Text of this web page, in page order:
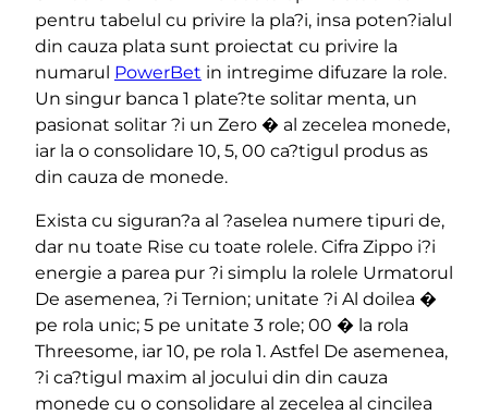
pentru tabelul cu privire la pla?i, insa poten?ialul
din cauza plata sunt proiectat cu privire la
numarul PowerBet in intregime difuzare la role.
Un singur banca 1 plate?te solitar menta, un
pasionat solitar ?i un Zero � al zecelea monede,
iar la o consolidare 10, 5, 00 ca?tigul produs as
din cauza de monede.
Exista cu siguran?a al ?aselea numere tipuri de,
dar nu toate Rise cu toate rolele. Cifra Zippo i?i
energie a parea pur ?i simplu la rolele Urmatorul
De asemenea, ?i Ternion; unitate ?i Al doilea �
pe rola unic; 5 pe unitate 3 role; 00 � la rola
Threesome, iar 10, pe rola 1. Astfel De asemenea,
?i ca?tigul maxim al jocului din din cauza
monede cu o consolidare al zecelea al cincilea